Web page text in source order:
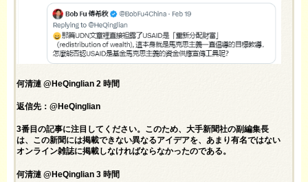
何清漣 @HeQinglian 2 時間
返信先：@HeQinglian
3番目の記事に注目してください。このため、大手新聞社の副編集長
は、この新聞には掲載できない異なるアイデアを、あまり有名ではない
オンライン雑誌に掲載しなければならなかったのである。
何清漣 @HeQinglian 3 時間